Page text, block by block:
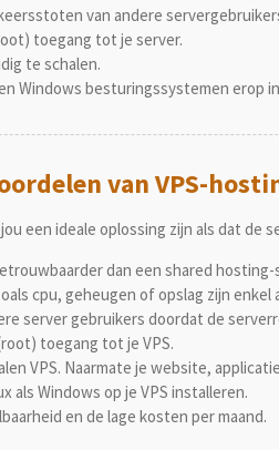
van andere
toegang tot je server.
te schalen.
Windows besturingssystemen erop
van VPS-
een ideale oplossing zijn als dat de
dan een shared hosting-
cpu, geheugen of opslag zijn
server gebruikers doordat de
toegang tot je VPS.
VPS. Naarmate je website,
als Windows op je VPS installeren.
en de lage kosten per maand.